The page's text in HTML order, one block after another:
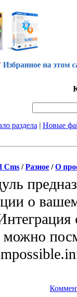
Избранное на этом
раздела | Новые
Cms /Разное /О
о